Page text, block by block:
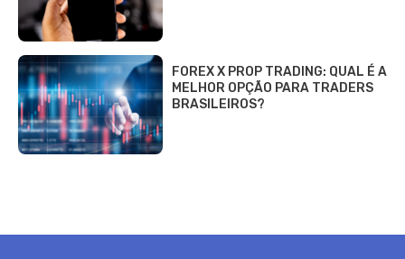
FOREX X PROP TRADING: QUAL É A
MELHOR OPÇÃO PARA TRADERS
BRASILEIROS?